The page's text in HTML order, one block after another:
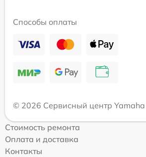
Способы оплаты
© 2026 Сервисный центр Yamaha
Стоимость ремонта
Оплата и доставка
Контакты